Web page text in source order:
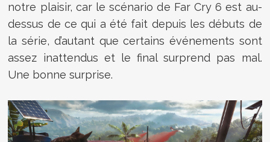
notre plaisir, car le scénario de Far Cry 6 est au-
dessus de ce qui a été fait depuis les débuts de
la série, d’autant que certains événements sont
assez inattendus et le final surprend pas mal.
Une bonne surprise.